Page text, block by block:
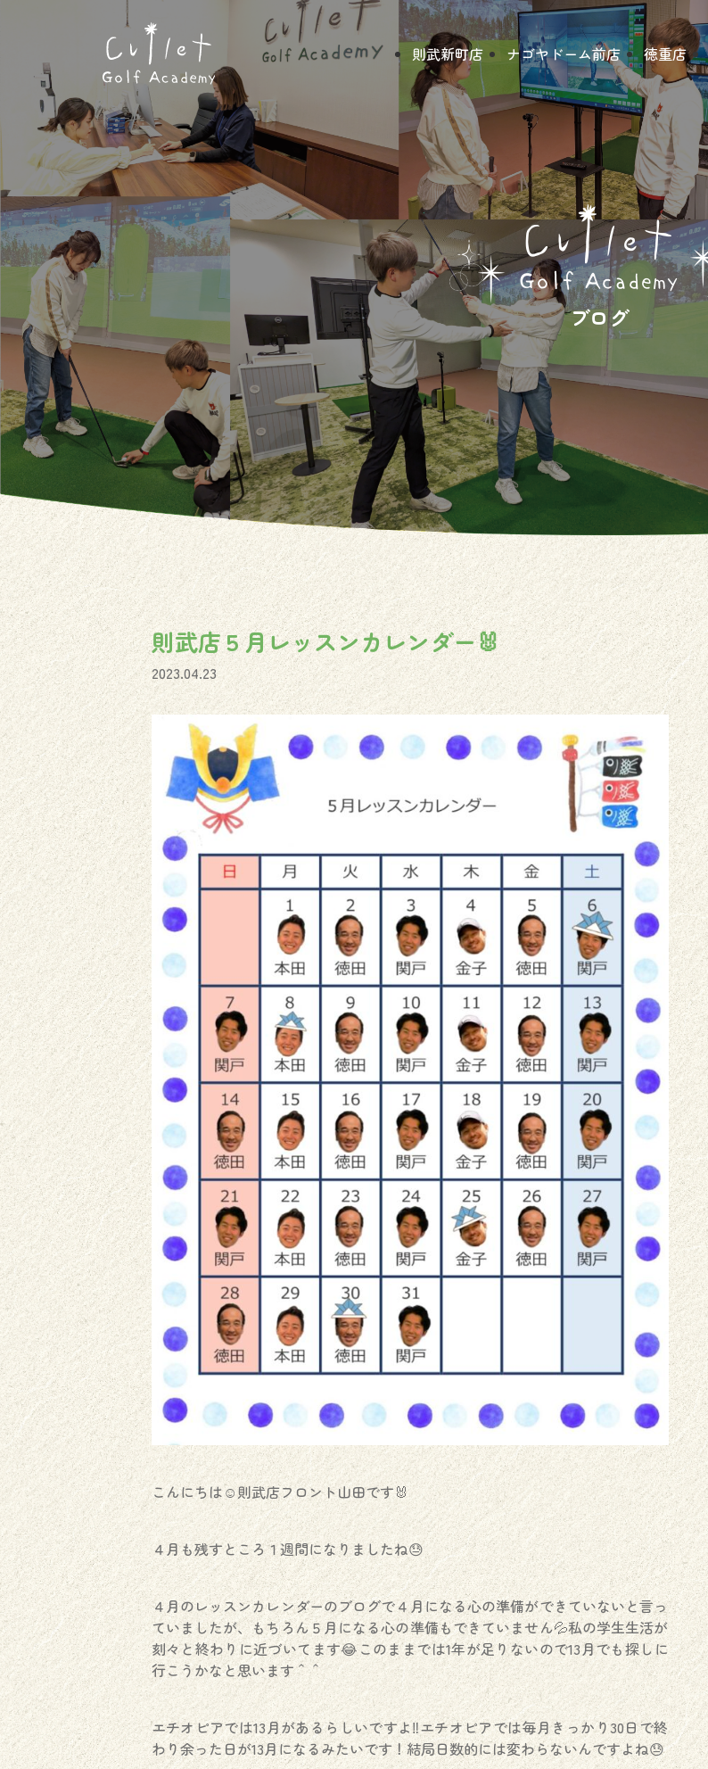
則武新町店 ナゴヤドーム前店 徳重店
ブログ
則武店５月レッスンカレンダー🐰
2023.04.23
こんにちは☺︎則武店フロント山田です🐰
４月も残すところ１週間になりましたね😓
４月のレッスンカレンダーのブログで４月になる心の準備ができていないと言っ
ていましたが、もちろん５月になる心の準備もできていません💦私の学生生活が
刻々と終わりに近づいてます😂このままでは1年が足りないので13月でも探しに
行こうかなと思います＾＾
エチオピアでは13月があるらしいですよ‼︎エチオピアでは毎月きっかり30日で終
わり余った日が13月になるみたいです！結局日数的には変わらないんですよね😓